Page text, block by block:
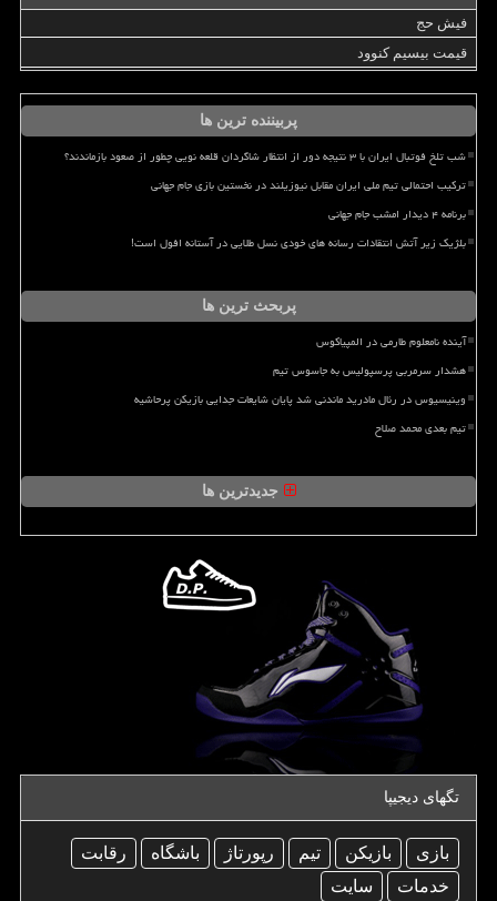
فیش حج
قیمت بیسیم کنوود
پربیننده ترین ها
شب تلخ فوتبال ایران با ۳ نتیجه دور از انتظار شاگردان قلعه نویی چطور از صعود بازماندند؟
ترکیب احتمالی تیم ملی ایران مقابل نیوزیلند در نخستین بازی جام جهانی
برنامه ۴ دیدار امشب جام جهانی
بلژیک زیر آتش انتقادات رسانه های خودی نسل طلایی در آستانه افول است!
پربحث ترین ها
آینده نامعلوم طارمی در المپیاکوس
هشدار سرمربی پرسپولیس به جاسوس تیم
وینیسیوس در رئال مادرید ماندنی شد پایان شایعات جدایی بازیکن پرحاشیه
تیم بعدی محمد صلاح
جدیدترین ها
تگهای دیجیپا
بازی بازیكن تیم رپورتاژ باشگاه
رقابت
خدمات
سایت